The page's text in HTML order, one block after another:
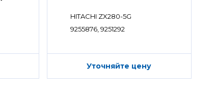
HITACHI ZX280-5G
9255876, 9251292
Уточняйте цену